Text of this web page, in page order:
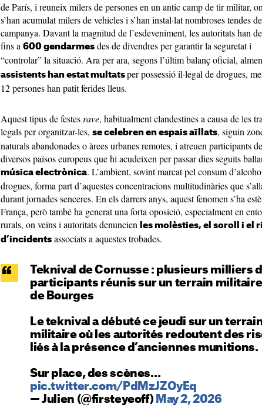
de París, i reuneix milers de persones en un antic camp de tir militar,
s’han acumulat milers de vehicles i s’han instal·lat nombroses tendes de
campanya. Davant la magnitud de l’esdeveniment, les autoritats han
fins a 600 gendarmes des de divendres per garantir la seguretat i
“controlar” la situació. Ara per ara, segons l’últim balanç oficial,
assistents han estat multats per possessió il·legal de drogues,
12 persones han patit ferides lleus.
Aquest tipus de festes rave, habitualment clandestines a causa de les
legals per organitzar-les, se celebren en espais aïllats, siguin
naturals abandonades o àrees urbanes remotes, i atreuen participants de
diversos països europeus que hi acudeixen per passar dies seguits
música electrònica. L’ambient, sovint marcat pel consum
drogues, forma part d’aquestes concentracions multitudinàries que
durant jornades senceres. En els darrers anys, aquest fenomen s’ha
França, però també ha generat una forta oposició, especialment en
rurals, on veïns i autoritats denuncien
les molèsties, el soroll i el
d’incidents associats a aquestes trobades.
Teknival de Cornusse : plusieurs milliers
participants réunis sur un terrain
de Bourges
Le teknival a débuté ce jeudi sur un
militaire où les autorités redoutent des
liés à la présence d’anciennes munitions.
Sur place, des scènes…
pic.twitter.com/PdMzJZOyEq
— Julien (@firsteyeoff) May 2, 2026